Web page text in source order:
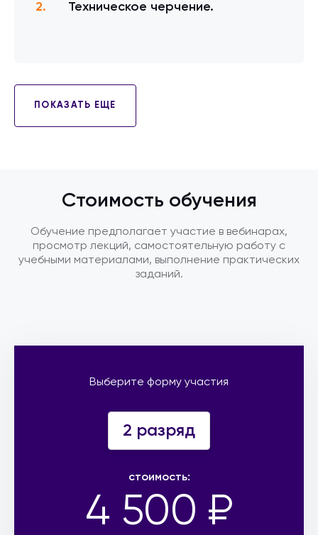
Техническое черчение.
ПОКАЗАТЬ ЕЩЕ
Стоимость обучения
Обучение предполагает участие в вебинарах,
просмотр лекций, самостоятельную работу с
учебными материалами, выполнение практических
заданий.
Выберите форму участия
2 разряд
стоимость:
4 500 ₽